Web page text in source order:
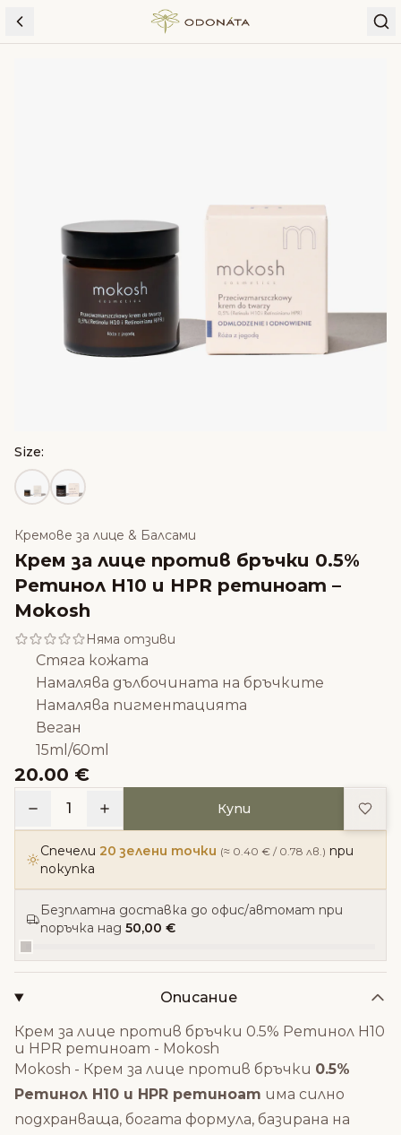
Skip to content
Кремове за лице & Балсами
Крем за лице против бръчки 0.5%
Ретинол Н10 и HPR ретиноат –
Mokosh
Няма отзиви
Стяга кожата
Намалява дълбочината на бръчките
Намалява пигментацията
Веган
15ml/60ml
20.00 €
Size:
1 Купи
Спечели 20 зелени точки (≈ 0.40 € / 0.78 лв.) при
покупка
Безплатна доставка до офис/автомат при
поръчка над 50,00 €
Описание
Крем за лице против бръчки 0.5% Ретинол Н10
и HPR ретиноат - Mokosh
Mokosh - Крем за лице против бръчки 0.5%
Ретинол Н10 и HPR ретиноат има силно
подхранваща, богата формула, базирана на